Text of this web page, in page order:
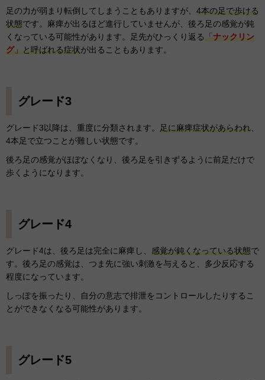
足の力が弱まり転倒してしまうこともありますが、 4本の足で歩ける
状態です。麻痺が出るほど進行していませんが、後ろ足の感覚が鈍
くなっている可能性があります。足先がひっくり返る「ナックリン
グ」と呼ばれる症状が出ることもあります。
グレード3
グレード3以降は、重度に分類されます。 足に麻痺症状があらわれ
4本足で立つことが難しい状態です。
後ろ足の感覚がほぼなくなり、後ろ足を引きずるように前足だけで
歩くようになります。
グレード4
グレード4は、後ろ足は完全に麻痺し、 感覚が鈍くなっている状態で
す。後ろ足の感覚は、つま先に強い刺激を与えると、多少反応する
程度になっています。
しっぽを振ったり、自分の意志で排泄をコントロールしたりするこ
とができなくなる可能性があります。
グレード5